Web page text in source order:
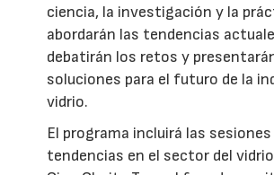
ciencia, la investigación y la
abordarán las tendencias
debatirán los retos y
soluciones para el futuro de la
vidrio.
El programa incluirá las
tendencias en el sector del